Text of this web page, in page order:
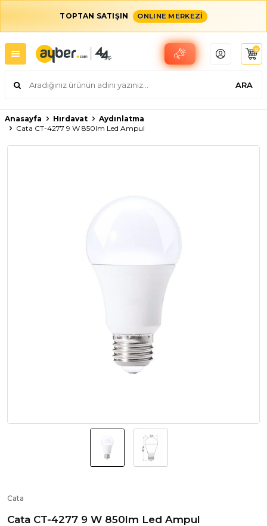
TOPTAN SATIŞIN ONLINE MERKEZİ
ARA
0
Anasayfa Hırdavat
Aydınlatma
Cata CT-4277 9 W 850lm Led Ampul
Cata
Cata CT-4277 9 W 850lm Led Ampul